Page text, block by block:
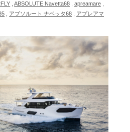
,ABSOLUTE Navetta68 apreamare,
アブソルート ナベッタ68
アプレアマ